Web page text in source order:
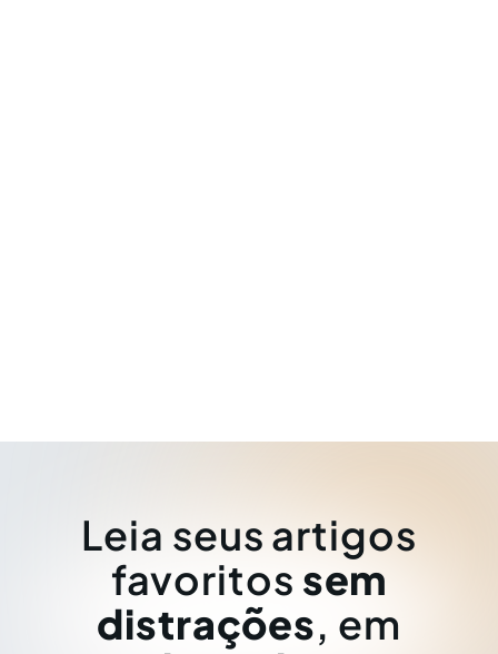
Leia seus artigos
favoritos sem
distrações, em